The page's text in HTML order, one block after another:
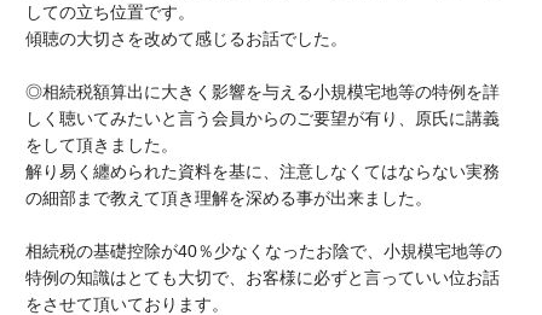
しての立ち位置です。
傾聴の大切さを改めて感じるお話でした。
◎相続税額算出に大きく影響を与える小規模宅地等の特例を詳
しく聴いてみたいと言う会員からのご要望が有り、原氏に講義
をして頂きました。
解り易く纏められた資料を基に、注意しなくてはならない実務
の細部まで教えて頂き理解を深める事が出来ました。
相続税の基礎控除が40％少なくなったお陰で、小規模宅地等の
特例の知識はとても大切で、お客様に必ずと言っていい位お話
をさせて頂いております。